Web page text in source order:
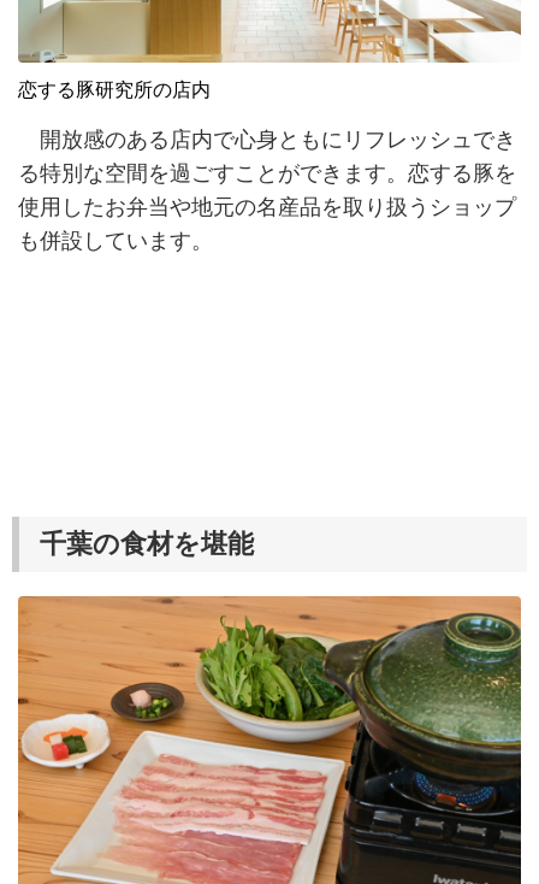
恋する豚研究所の店内
開放感のある店内で心身ともにリフレッシュでき
る特別な空間を過ごすことができます。恋する豚を
使用したお弁当や地元の名産品を取り扱うショップ
も併設しています。
千葉の食材を堪能